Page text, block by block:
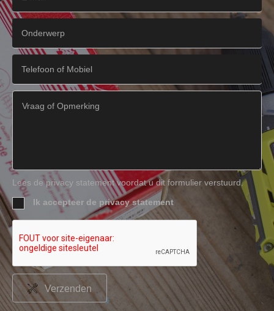
Lees de privacy statement voordat u dit formulier verstuurd.
Ik accepteer de privacy statement
Verzenden